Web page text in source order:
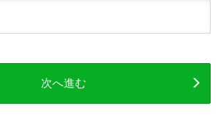
次へ進む